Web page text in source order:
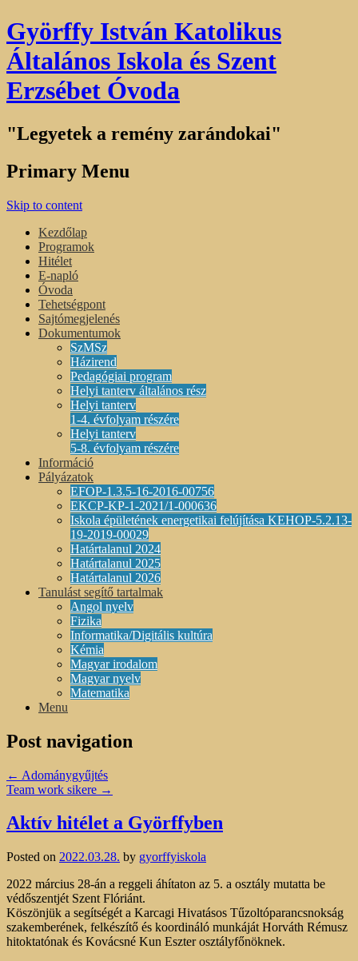
Györffy István Katolikus
Általános Iskola és Szent
Erzsébet Óvoda
"Legyetek a remény zarándokai"
Primary Menu
Skip to content
Kezdőlap
Programok
Hitélet
E-napló
Óvoda
Tehetségpont
Sajtómegjelenés
Dokumentumok
SzMSz
Házirend
Pedagógiai program
Helyi tanterv általános rész
Helyi tanterv
1-4. évfolyam részére
Helyi tanterv
5-8. évfolyam részére
Információ
Pályázatok
EFOP-1.3.5-16-2016-00756
EKCP-KP-1-2021/1-000636
Iskola épületének energetikai felújítása KEHOP-5.2.13-
19-2019-00029
Határtalanul 2024
Határtalanul 2025
Határtalanul 2026
Tanulást segítő tartalmak
Angol nyelv
Fizika
Informatika/Digitális kultúra
Kémia
Magyar irodalom
Magyar nyelv
Matematika
Menu
Post navigation
← Adománygyűjtés
Team work sikere →
Aktív hitélet a Györffyben
Posted on 2022.03.28. by gyorffyiskola
2022 március 28-án a reggeli áhítaton az 5. a osztály mutatta be
védőszentjét Szent Flóriánt.
Köszönjük a segítségét a Karcagi Hivatásos Tűzoltóparancsnokság
szakemberének, felkészítő és koordináló munkáját Horváth Rémusz
hitoktatónak és Kovácsné Kun Eszter osztályfőnöknek.